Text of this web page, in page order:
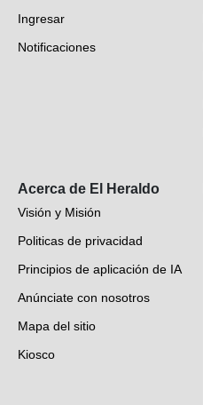
Deportes
Videos
Ingresar
Notificaciones
Acerca de El Heraldo
Visión y Misión
Politicas de privacidad
Principios de aplicación de IA
Anúnciate con nosotros
Mapa del sitio
Kiosco